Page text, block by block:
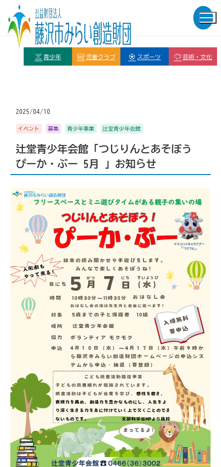
青少年 児童クラブ スポーツ 芸術・文化
2025/04/10
イベント 募集 青少年事業 辻堂青少年会館
辻堂青少年会館「つじりんとあそぼう
ぴーか・ぶー 5月 」お知らせ